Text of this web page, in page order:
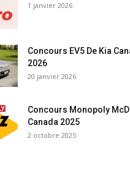
1 janvier 2026
Concours EV5 De Kia
2026
20 janvier 2026
Concours Monopoly
Canada 2025
2 octobre 2025